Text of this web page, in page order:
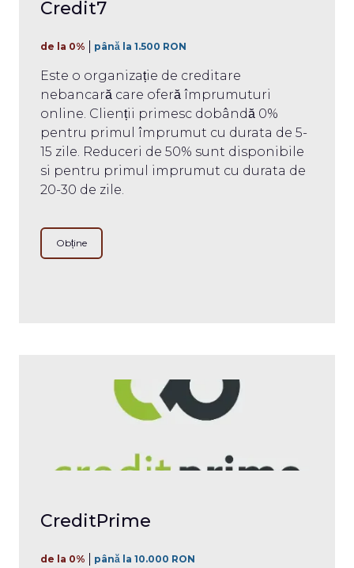
Credit7
de la 0% până la 1.500 RON
Este o organizație de creditare
nebancară care oferă împrumuturi
online. Clienții primesc dobândă 0%
pentru primul împrumut cu durata de 5-
15 zile. Reduceri de 50% sunt disponibile
si pentru primul imprumut cu durata de
20-30 de zile.
Obține
CreditPrime
de la 0% până la 10.000 RON